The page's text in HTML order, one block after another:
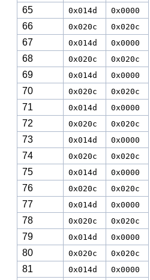
65 0x014d 0x0000
66 0x020c 0x020c
67 0x014d 0x0000
68 0x020c 0x020c
69 0x014d 0x0000
70 0x020c 0x020c
71 0x014d 0x0000
72 0x020c 0x020c
73 0x014d 0x0000
74 0x020c 0x020c
75 0x014d 0x0000
76 0x020c 0x020c
77 0x014d 0x0000
78 0x020c 0x020c
79 0x014d 0x0000
80 0x020c 0x020c
81 0x014d 0x0000